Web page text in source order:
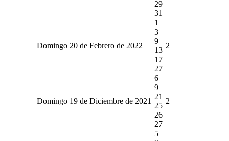
29
31
Domingo 20 de Febrero de 2022
1
3
9
13
17
27
2
Domingo 19 de Diciembre de 2021
6
9
21
25
26
27
2
5